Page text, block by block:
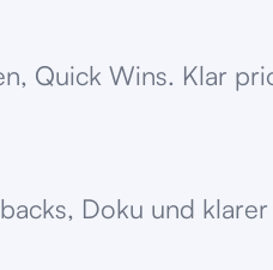
Quick Wins. Klar
Doku und